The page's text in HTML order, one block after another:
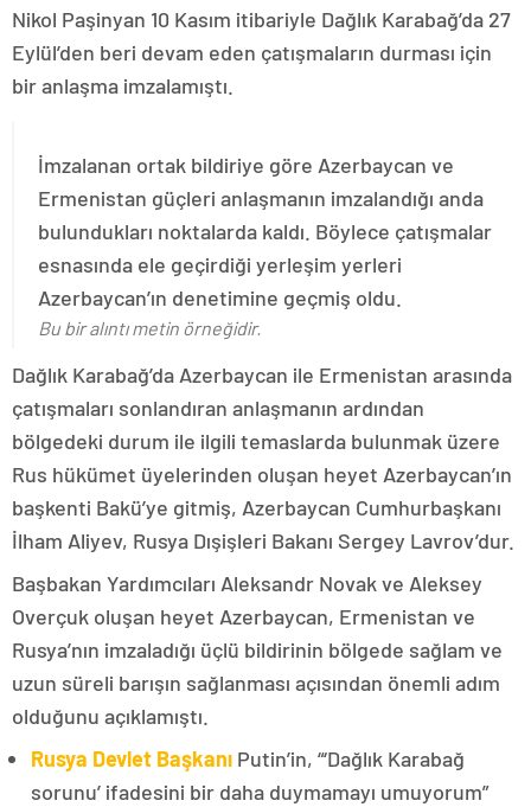
Nikol Paşinyan 10 Kasım itibariyle Dağlık Karabağ’da 27
Eylül’den beri devam eden çatışmaların durması için
bir anlaşma imzalamıştı.
İmzalanan ortak bildiriye göre Azerbaycan ve
Ermenistan güçleri anlaşmanın imzalandığı anda
bulundukları noktalarda kaldı. Böylece çatışmalar
esnasında ele geçirdiği yerleşim yerleri
Azerbaycan’ın denetimine geçmiş oldu.
Bu bir alıntı metin örneğidir.
Dağlık Karabağ’da Azerbaycan ile Ermenistan arasında
çatışmaları sonlandıran anlaşmanın ardından
bölgedeki durum ile ilgili temaslarda bulunmak üzere
Rus hükümet üyelerinden oluşan heyet Azerbaycan’ın
başkenti Bakü’ye gitmiş, Azerbaycan Cumhurbaşkanı
İlham Aliyev, Rusya Dışişleri Bakanı Sergey Lavrov’dur.
Başbakan Yardımcıları Aleksandr Novak ve Aleksey
Overçuk oluşan heyet Azerbaycan, Ermenistan ve
Rusya’nın imzaladığı üçlü bildirinin bölgede sağlam ve
uzun süreli barışın sağlanması açısından önemli adım
olduğunu açıklamıştı.
Rusya Devlet Başkanı Putin’in, “‘Dağlık Karabağ
sorunu’ ifadesini bir daha duymamayı umuyorum”